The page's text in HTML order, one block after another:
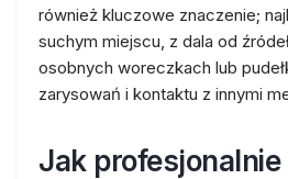
również kluczowe znaczenie;
suchym miejscu, z dala od
osobnych woreczkach lub
zarysowań i kontaktu z innymi
Jak